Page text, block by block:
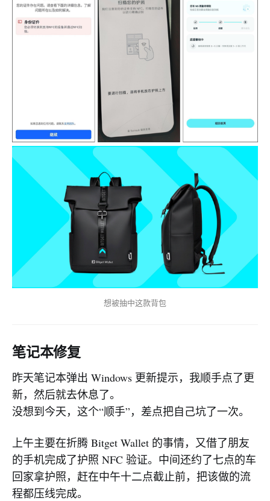
想被抽中这款背包
笔记本修复
昨天笔记本弹出 Windows 更新提示，我顺手点了更
新，然后就去休息了。
没想到今天，这个“顺手”，差点把自己坑了一次。
上午主要在折腾 Bitget Wallet 的事情，又借了朋友
的手机完成了护照 NFC 验证。中间还约了七点的车
回家拿护照，赶在中午十二点截止前，把该做的流
程都压线完成。